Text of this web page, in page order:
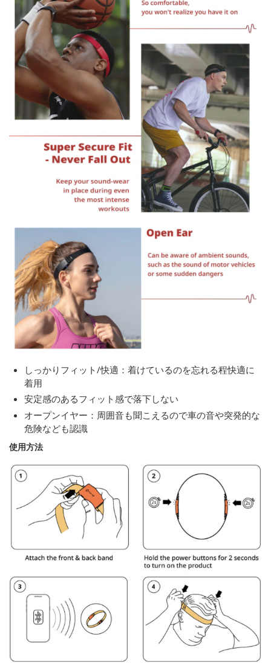
しっかりフィット/快適：着けているのを忘れる程快適に
着用
安定感のあるフィット感で落下しない
オープンイヤー：周囲音も聞こえるので車の音や突発的な
危険なども認識
使用方法